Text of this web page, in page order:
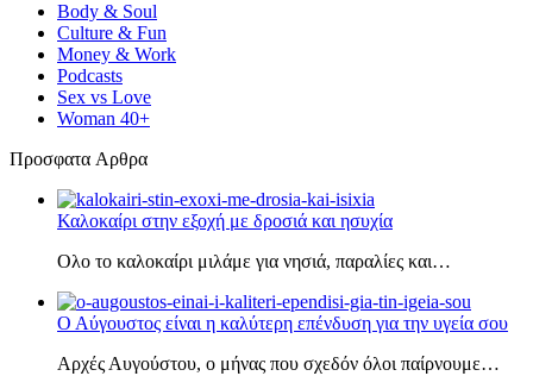
Body & Soul
Culture & Fun
Money & Work
Podcasts
Sex vs Love
Woman 40+
Πρoσφατα Aρθρα
Καλοκαίρι στην εξοχή με δροσιά και ησυχία
Ολο το καλοκαίρι μιλάμε για νησιά, παραλίες και…
Ο Αύγουστος είναι η καλύτερη επένδυση για την υγεία σου
Αρχές Αυγούστου, ο μήνας που σχεδόν όλοι παίρνουμε…